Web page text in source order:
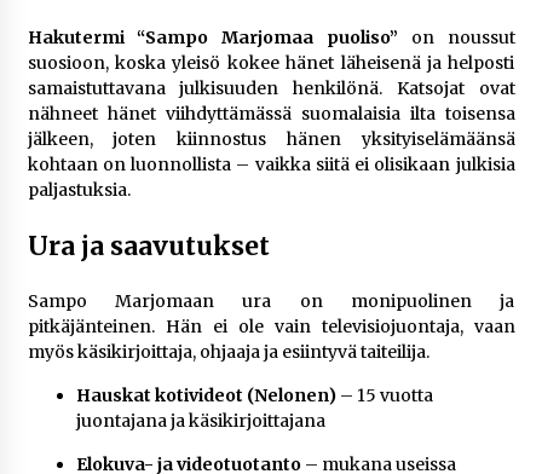
Hakutermi “Sampo Marjomaa puoliso” on noussut
suosioon, koska yleisö kokee hänet läheisenä ja helposti
samaistuttavana julkisuuden henkilönä. Katsojat ovat
nähneet hänet viihdyttämässä suomalaisia ilta toisensa
jälkeen, joten kiinnostus hänen yksityiselämäänsä
kohtaan on luonnollista – vaikka siitä ei olisikaan julkisia
paljastuksia.
Ura ja saavutukset
Sampo Marjomaan ura on monipuolinen ja
pitkäjänteinen. Hän ei ole vain televisiojuontaja, vaan
myös käsikirjoittaja, ohjaaja ja esiintyvä taiteilija.
Hauskat kotivideot (Nelonen)– 15 vuotta
juontajana ja käsikirjoittajana
Elokuva- ja videotuotanto– mukana useissa